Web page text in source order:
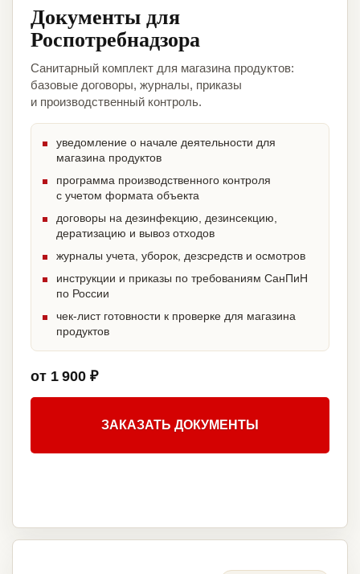
Документы для
Роспотребнадзора
Санитарный комплект для магазина продуктов:
базовые договоры, журналы, приказы
и производственный контроль.
уведомление о начале деятельности для
магазина продуктов
программа производственного контроля
с учетом формата объекта
договоры на дезинфекцию, дезинсекцию,
дератизацию и вывоз отходов
журналы учета, уборок, дезсредств и осмотров
инструкции и приказы по требованиям СанПиН
по России
чек-лист готовности к проверке для магазина
продуктов
от 1 900 ₽
ЗАКАЗАТЬ ДОКУМЕНТЫ